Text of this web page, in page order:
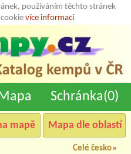
používáním těchto stránek
více informací
Mapa Schránka(0)
mapě Mapa dle oblastí
Celé česko»